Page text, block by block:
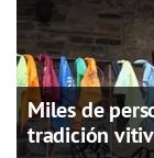
Miles de
tradición